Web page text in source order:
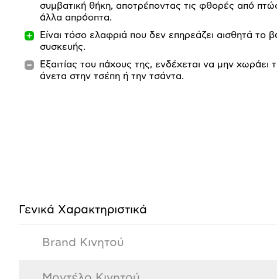
συμβατική θήκη, αποτρέποντας τις φθορές από
άλλα απρόοπτα.
Είναι τόσο ελαφριά που δεν επηρεάζει αισθητά το
συσκευής.
Εξαιτίας του πάχους της, ενδέχεται να μην χωράει
άνετα στην τσέπη ή την τσάντα.
Γενικά Xαρακτηριστικά
Brand Κινητού